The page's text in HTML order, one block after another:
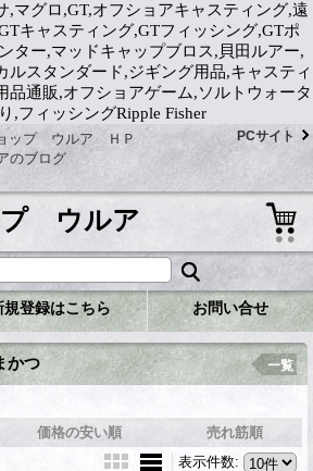
,マグロ,GT,オフショアキャスティング,遠
キャスティング,GTフィッシング,GTポ
ター,マッドキャップブロス,貝田ルアー,
ルスタンダード,ジギング用品,キャスティ
品通販,オフショアゲーム,ソルトウォータ
,フィッシングRipple Fisher
ップ ウルア ＨＰ
のブログ
PCサイト
プ ウルア
規登録はこちら お問い合せ
かつ
一覧
価格の安い順
売れ筋順
表示件数: